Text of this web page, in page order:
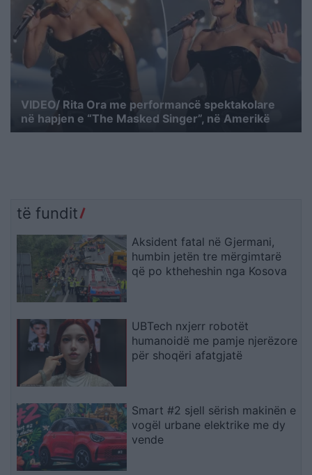
VIDEO/ Rita Ora me performancë spektakolare
në hapjen e “The Masked Singer”, në Amerikë
të fundit
Aksident fatal në Gjermani,
humbin jetën tre mërgimtarë
që po ktheheshin nga Kosova
UBTech nxjerr robotët
humanoidë me pamje njerëzore
për shoqëri afatgjatë
Smart #2 sjell sërish makinën e
vogël urbane elektrike me dy
vende